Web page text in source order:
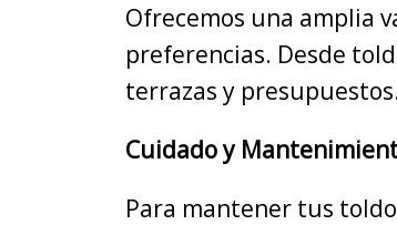
Ofrecemos una amplia
preferencias. Desde
terrazas y
Cuidado y
Para mantener tus